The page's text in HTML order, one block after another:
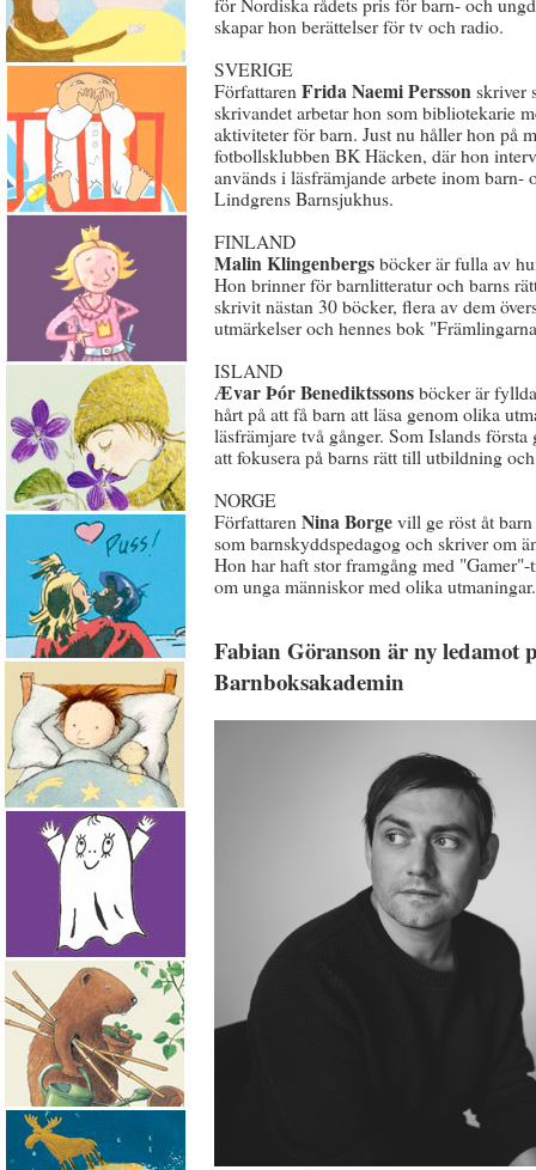
skapar hon berättelser för tv och radio.
SVERIGE
Författaren Frida Naemi Perssonskriver
skrivandet arbetar hon som bibliotekarie
aktiviteter för barn. Just nu håller hon på
fotbollsklubben BK Häcken, där hon
används i läsfrämjande arbete inom
Lindgrens Barnsjukhus.
FINLAND
Malin Klingenbergsböcker är fulla av
Hon brinner för barnlitteratur och barns
skrivit nästan 30 böcker, flera av dem
utmärkelser och hennes bok
ISLAND
Ævar Þór Benediktssonsböcker är
hårt på att få barn att läsa genom olika
läsfrämjare två gånger. Som Islands
att fokusera på barns rätt till utbildning
NORGE
Författaren Nina Borgevill ge röst åt
som barnskyddspedagog och skriver om
Hon har haft stor framgång med
om unga människor med olika utmaningar.
Fabian Göranson är ny ledamot
Barnboksakademin